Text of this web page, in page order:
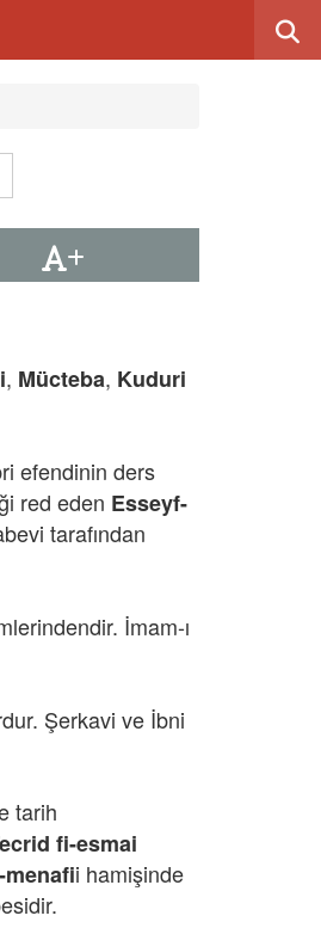
, Mücteba, Kuduri
efendinin ders
red eden Esseyf-
tarafından
İmam-ı
Şerkavi ve İbni
tarih
fi-esmai
i hamişinde